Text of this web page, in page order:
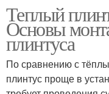
Теплый
Основы
плинтуса
По сравнению с
плинтус проще в